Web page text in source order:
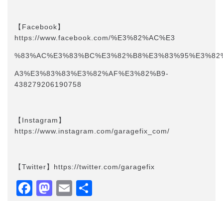
【Facebook】
https://www.facebook.com/%E3%82%AC%E3
A3%E3%83%83%E3%82%AF%E3%82%B9-
438279206190758
【Instagram】
https://www.instagram.com/garagefix_com/
【Twitter】https://twitter.com/garagefix
Facebook
Mastodon
Email